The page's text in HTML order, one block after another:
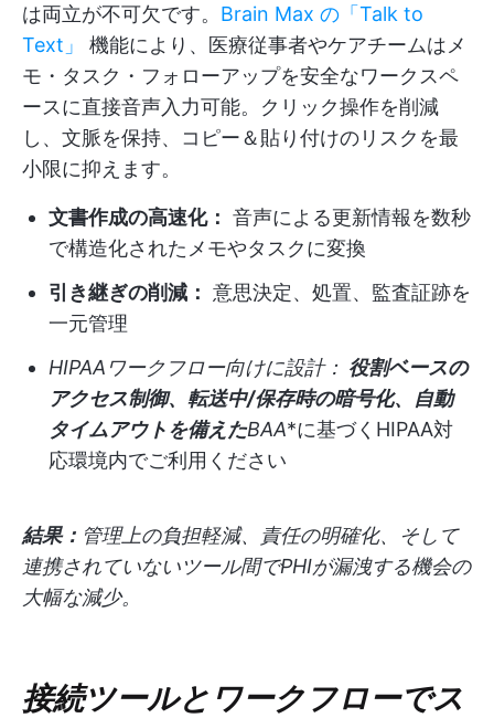
は両立が不可欠です。 Brain Max の「Talk to
Text」 機能により、医療従事者やケアチームはメ
モ・タスク・フォローアップを安全なワークスペ
ースに直接音声入力可能。クリック操作を削減
し、文脈を保持、コピー＆貼り付けのリスクを最
小限に抑えます。
文書作成の高速化： 音声による更新情報を数秒
で構造化されたメモやタスクに変換
引き継ぎの削減： 意思決定、処置、監査証跡を
一元管理
HIPAAワークフロー向けに設計： 役割ベースの
アクセス制御、転送中/保存時の暗号化、自動
タイムアウトを備えたBAA*に基づくHIPAA対
応環境内でご利用ください
結果： 管理上の負担軽減、責任の明確化、そして
連携されていないツール間でPHIが漏洩する機会の
大幅な減少。
接続ツールとワークフローでス